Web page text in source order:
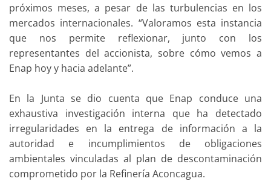
próximos meses, a pesar de las turbulencias en los
mercados internacionales. “Valoramos esta instancia
que nos permite reflexionar, junto con los
representantes del accionista, sobre cómo vemos a
Enap hoy y hacia adelante”.
En la Junta se dio cuenta que Enap conduce una
exhaustiva investigación interna que ha detectado
irregularidades en la entrega de información a la
autoridad e incumplimientos de obligaciones
ambientales vinculadas al plan de descontaminación
comprometido por la Refinería Aconcagua.